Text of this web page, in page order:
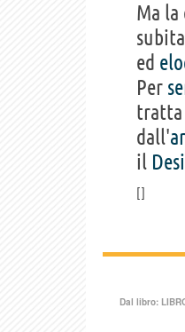
Ma la
ed
Per
tratta
dall'
il
Dal libro: